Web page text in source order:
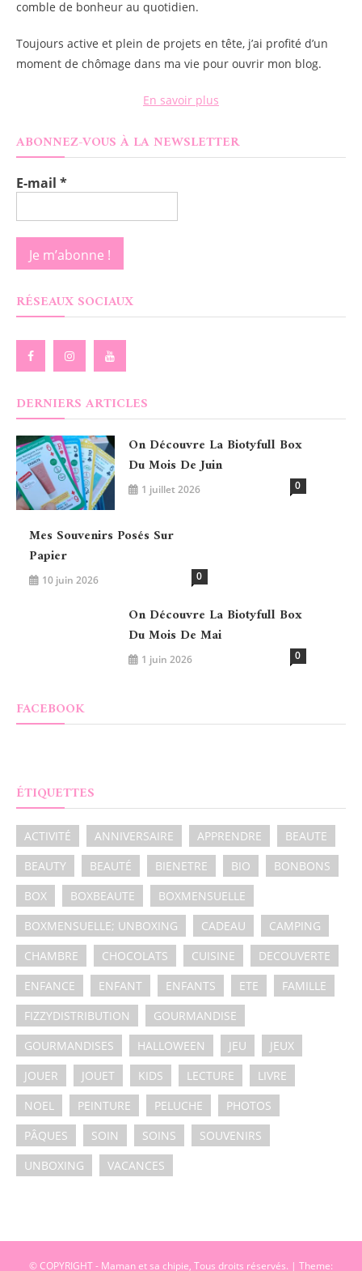
comble de bonheur au quotidien.
Toujours active et plein de projets en tête, j’ai profité d’un
moment de chômage dans ma vie pour ouvrir mon blog.
En savoir plus
ABONNEZ-VOUS À LA NEWSLETTER
E-mail *
RÉSEAUX SOCIAUX
DERNIERS ARTICLES
On Découvre La Biotyfull Box
Du Mois De Juin
1 juillet 2026 0
Mes Souvenirs Posés Sur
Papier
10 juin 2026 0
On Découvre La Biotyfull Box
Du Mois De Mai
1 juin 2026 0
FACEBOOK
ÉTIQUETTES
ACTIVITÉ ANNIVERSAIRE APPRENDRE
BEAUTE
BEAUTY
BEAUTÉ BIENETRE BIO
BONBONS
BOX
BOXBEAUTE
BOXMENSUELLE
BOXMENSUELLE; UNBOXING
CADEAU
CAMPING
CHAMBRE
CHOCOLATS CUISINE
DECOUVERTE
ENFANCE
ENFANT ENFANTS ETE
FAMILLE
FIZZYDISTRIBUTION
GOURMANDISE
GOURMANDISES
HALLOWEEN JEU
JEUX
JOUER
JOUET KIDS LECTURE
LIVRE
NOEL
PEINTURE PELUCHE
PHOTOS
PÂQUES
SOIN SOINS
SOUVENIRS
UNBOXING
VACANCES
© COPYRIGHT - Maman et sa chipie, Tous droits réservés. | Theme: